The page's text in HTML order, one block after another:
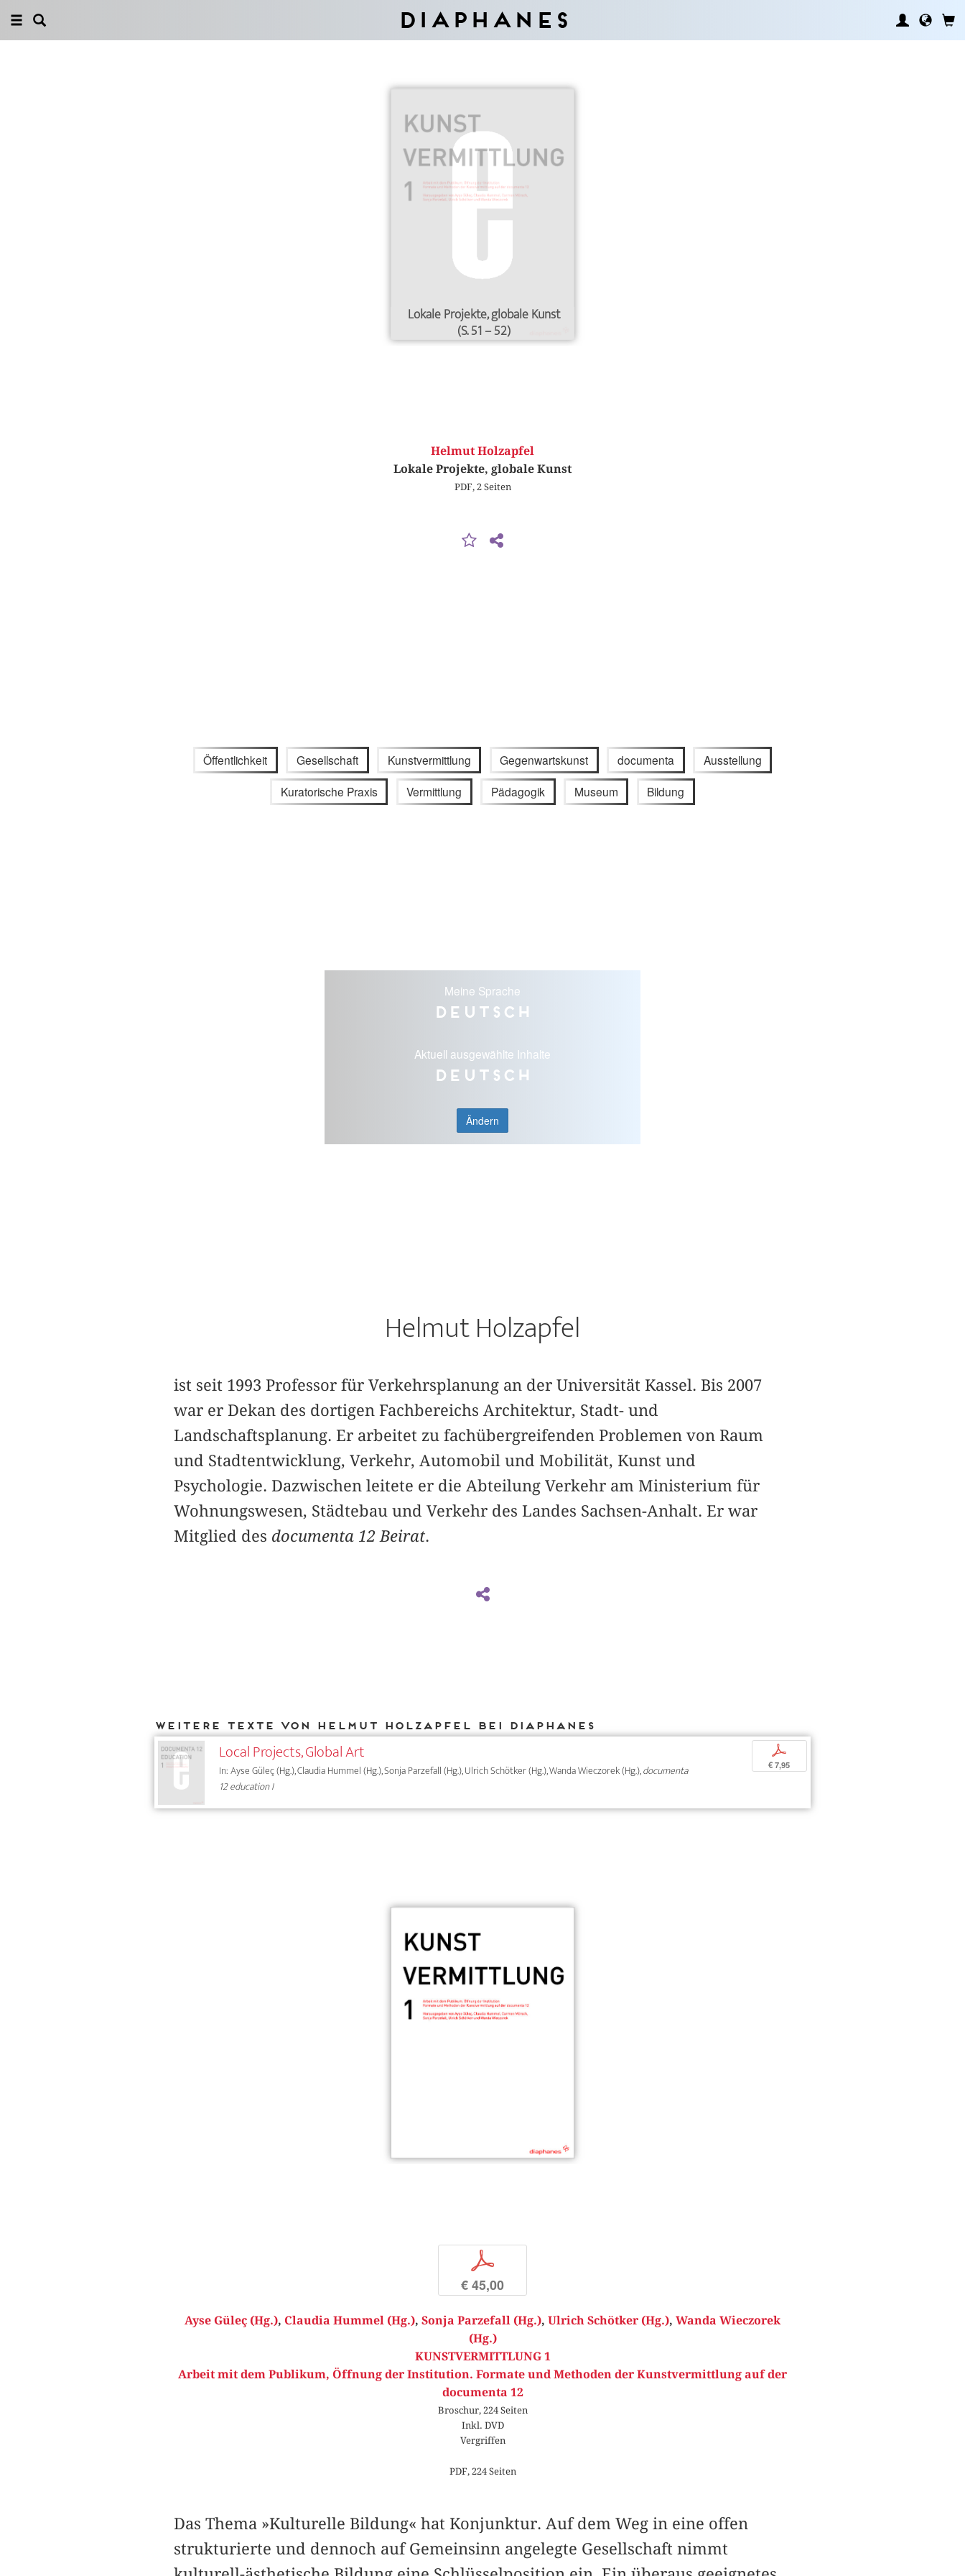
Diaphanes
Lokale Projekte, globale Kunst
(S. 51 – 52)
Helmut Holzapfel
Lokale Projekte, globale Kunst
PDF, 2 Seiten
Öffentlichkeit Gesellschaft Kunstvermittlung Gegenwartskunst documenta Ausstellung
Kuratorische Praxis Vermittlung Pädagogik Museum Bildung
Meine Sprache
Deutsch
Aktuell ausgewählte Inhalte
Deutsch
Ändern
Helmut Holzapfel
ist seit 1993 Professor für Verkehrsplanung an der Universität Kassel. Bis 2007
war er Dekan des dortigen Fachbereichs Architektur, Stadt- und
Landschaftsplanung. Er arbeitet zu fachübergreifenden Problemen von Raum
und Stadtentwicklung, Verkehr, Automobil und Mobilität, Kunst und
Psychologie. Dazwischen leitete er die Abteilung Verkehr am Ministerium für
Wohnungswesen, Städtebau und Verkehr des Landes Sachsen-Anhalt. Er war
Mitglied des documenta 12 Beirat.
Weitere Texte von Helmut Holzapfel bei DIAPHANES
Local Projects, Global Art
In: Ayse Güleç (Hg.), Claudia Hummel (Hg.), Sonja Parzefall (Hg.), Ulrich Schötker (Hg.), Wanda Wieczorek (Hg.),documenta
12 education I
p
€ 7,95
p
€ 45,00
Ayse Güleç (Hg.), Claudia Hummel (Hg.), Sonja Parzefall (Hg.), Ulrich Schötker (Hg.), Wanda Wieczorek
(Hg.)
KUNSTVERMITTLUNG 1
Arbeit mit dem Publikum, Öffnung der Institution. Formate und Methoden der Kunstvermittlung auf der
documenta 12
Broschur, 224 Seiten
Inkl. DVD
Vergriffen
PDF, 224 Seiten
Das Thema »Kulturelle Bildung« hat Konjunktur. Auf dem Weg in eine offen
strukturierte und dennoch auf Gemeinsinn angelegte Gesellschaft nimmt